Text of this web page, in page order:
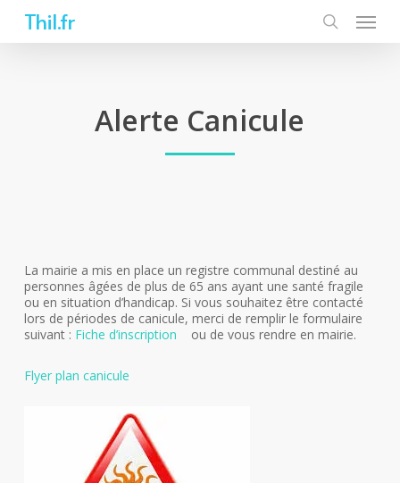
Thil.fr
Alerte Canicule
La mairie a mis en place un registre communal destiné au
personnes âgées de plus de 65 ans ayant une santé fragile
ou en situation d’handicap. Si vous souhaitez être contacté
lors de périodes de canicule, merci de remplir le formulaire
suivant : Fiche d’inscription ou de vous rendre en mairie.
Flyer plan canicule